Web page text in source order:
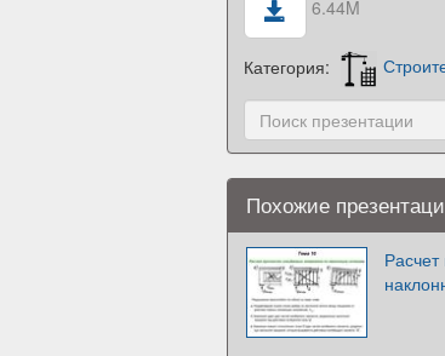
6.44M
Категория:
Похожие